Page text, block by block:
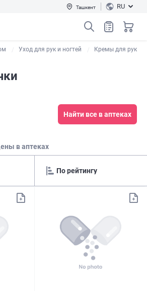
Ташкент RU
Уход для рук и ногтей Кремы для рук
Найти все в аптеках
в аптеках